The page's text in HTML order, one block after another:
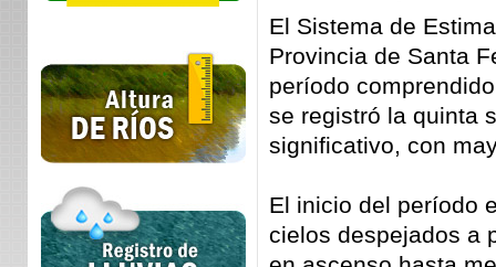
El Sistema de
Provincia de Santa
período
se registró la quinta
significativo, con
El inicio del período
cielos despejados a